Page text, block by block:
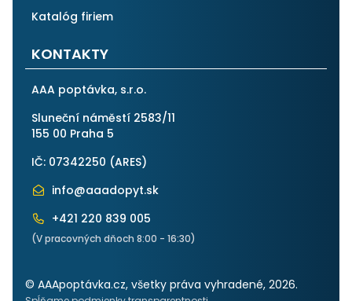
Katalóg firiem
KONTAKTY
AAA poptávka, s.r.o.
Sluneční náměstí 2583/11
155 00 Praha 5
IČ: 07342250 (ARES)
info@aaadopyt.sk
+421 220 839 005
(V pracovných dňoch 8:00 - 16:30)
© AAApoptávka.cz, všetky práva vyhradené, 2026.